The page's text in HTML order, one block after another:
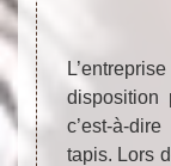
disposition
c’est-à-
tapis. Lors